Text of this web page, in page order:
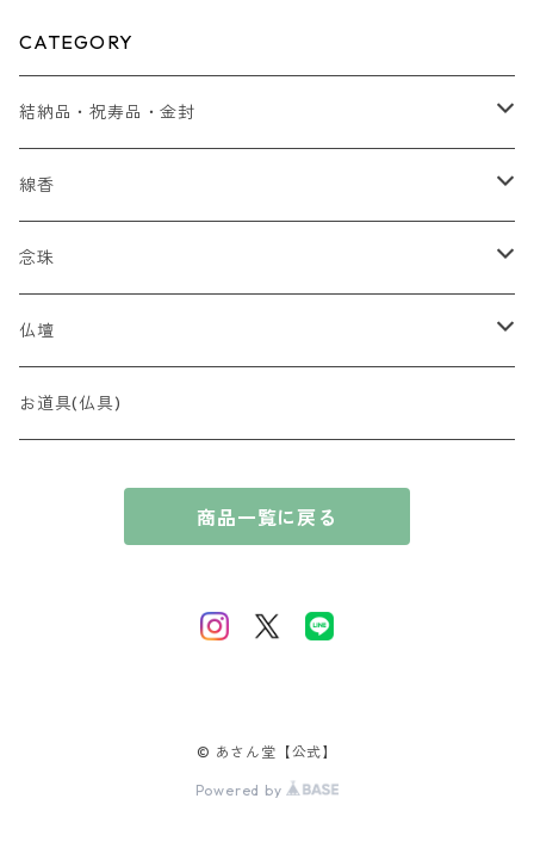
CATEGORY
結納品・祝寿品・金封
結納品
線香
贈り物
贈答用 ~5,000円
贈答用 ~7,000円
最高峰 時代（とき）の香
香木
摩黎（まれい）
淡紅梅（たんこうばい）
風情の香（ふぜいのかおり）
念珠
全宗派対応（略式）女性向け
全宗派対応（略式）男性向け
仏壇
コンパクト
お道具(仏具)
商品一覧に戻る
© あさん堂【公式】
Powered by